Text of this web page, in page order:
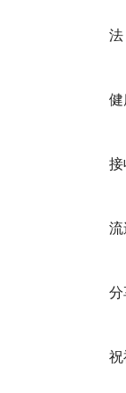
法
健
接
流
分
祝